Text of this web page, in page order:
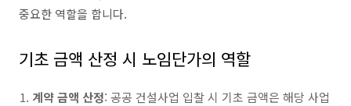
중요한 역할을 합니다.
기초 금액 산정 시 노임단가의 역할
계약 금액 산정: 공공 건설사업 입찰 시 기초 금액은 해당 사업